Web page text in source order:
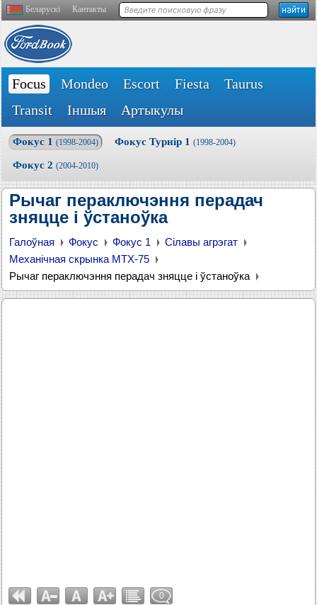
Беларускі Кантакты
Focus Mondeo Escort Fiesta
Taurus
Transit
Іншыя Артыкулы
Фокус 1 (1998-2004) Фокус Турнір 1 (1998-2004)
Фокус 2 (2004-2010)
Рычаг пераключэння перадач
зняцце і ўстаноўка
Галоўная Фокус Фокус 1
Сілавы агрэгат
Механічная скрынка MTX-75
Рычаг пераключэння перадач зняцце і ўстаноўка
0